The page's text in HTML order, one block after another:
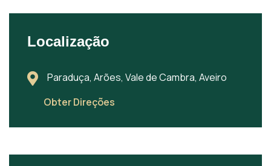
Localização
Paraduça, Arões, Vale de Cambra, Aveiro
Obter Direções